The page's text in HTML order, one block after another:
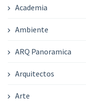
Academia
Ambiente
ARQ Panoramica
Arquitectos
Arte